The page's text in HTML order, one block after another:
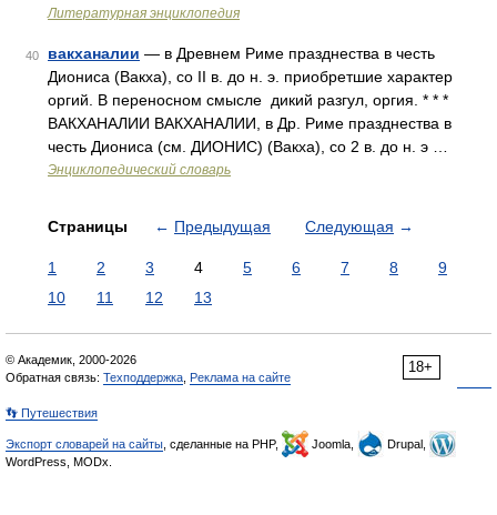
Литературная энциклопедия
40 вакханалии — в Древнем Риме празднества в честь
Диониса (Вакха), со II в. до н. э. приобретшие характер
оргий. В переносном смысле дикий разгул, оргия. * * *
ВАКХАНАЛИИ ВАКХАНАЛИИ, в Др. Риме празднества в
честь Диониса (см. ДИОНИС) (Вакха), со 2 в. до н. э …
Энциклопедический словарь
Страницы ← Предыдущая Следующая →
1 2 3 4 5 6 7 8
9
10
11 12 13
18+
© Академик, 2000-2026
Обратная связь: Техподдержка Реклама на сайте
👣 Путешествия
Экспорт словарей на сайты , сделанные на PHP, Joomla,
Drupal,
WordPress, MODx.